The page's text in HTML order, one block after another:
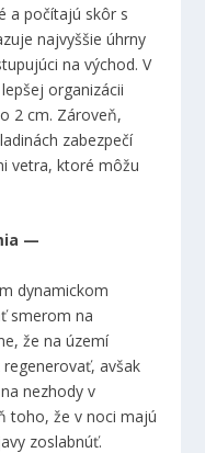
a počítajú skôr s
najvyššie úhrny
na východ. V
organizácii
2 cm. Zároveň,
zabezpečí
vetra, ktoré môžu
—
dynamickom
smerom na
že na území
avšak
nezhody v
toho, že v noci majú
zoslabnúť.